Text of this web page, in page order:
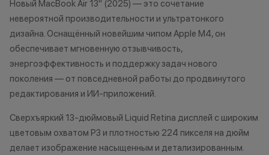
Apple Watch, MacBook. Устройство
подходит под программу Trade-in,
если оно находится в рабочем
состоянии, не имеет
существенных повреждений по
корпусу и экрану, а также не
жидкостями.
2. Мгновенная диагностика
вашего устройства. Если ваше
устройство полностью подходит
*Акции и
публичной
право отказать
договора
Новый MacBook Air 13" (2025) — это сочетание
невероятной производительности и ультратонкого
дизайна. Оснащённый новейшим чипом Apple M4, он
обеспечивает мгновенную отзывчивость,
энергоэффективность и поддержку задач нового
поколения — от повседневной работы до продвинутого
редактирования и ИИ-приложений.
Сверхъяркий 13-дюймовый Liquid Retina дисплей с широким
цветовым охватом P3 и плотностью 224 пикселя на дюйм
делает изображение насыщенным и детализированным.